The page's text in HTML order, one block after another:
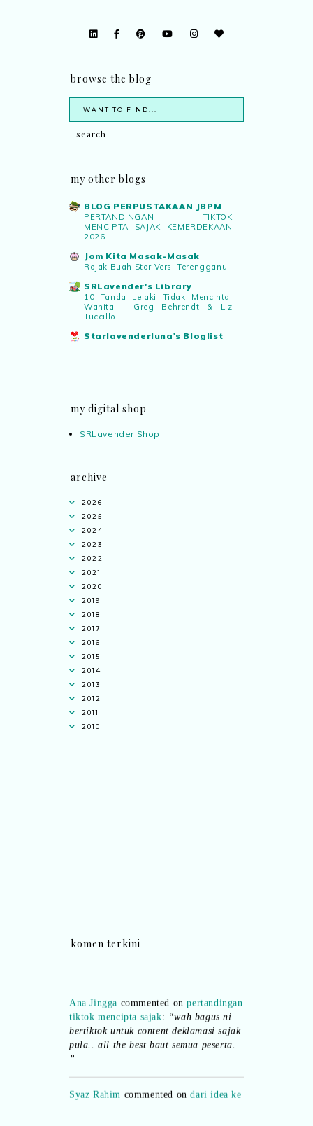
browse the blog
my other blogs
BLOG PERPUSTAKAAN JBPM
PERTANDINGAN TIKTOK
MENCIPTA SAJAK KEMERDEKAAN
2026
Jom Kita Masak-Masak
Rojak Buah Stor Versi Terengganu
SRLavender's Library
10 Tanda Lelaki Tidak Mencintai
Wanita - Greg Behrendt & Liz
Tuccillo
Starlavenderluna's Bloglist
my digital shop
SRLavender Shop
archive
2026
2025
2024
2023
2022
2021
2020
2019
2018
2017
2016
2015
2014
2013
2012
2011
2010
komen terkini
tiktok mencipta sajak:“wah bagus ni
bertiktok untuk content deklamasi sajak
pula.. all the best baut semua peserta.
”
realiti mencipta permainan:“Selain